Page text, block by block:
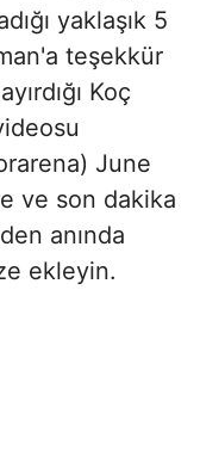
yaklaşık 5
teşekkür
Koç
June
ve son dakika
anında
ekleyin.